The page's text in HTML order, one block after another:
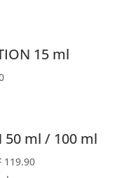
15 ml
50 ml / 100 ml
119.90